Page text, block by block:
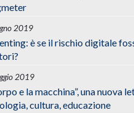
2019
è se il rischio digitale
2019
e la macchina”, una nuova
cultura, educazione